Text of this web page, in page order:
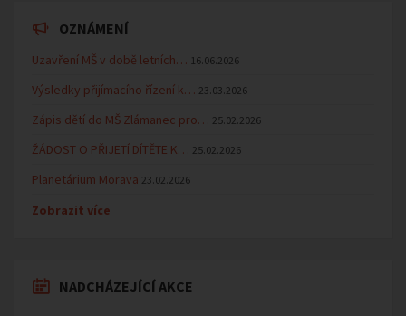
OZNÁMENÍ
Uzavření MŠ v době letních… 16.06.2026
Výsledky přijímacího řízení k… 23.03.2026
Zápis dětí do MŠ Zlámanec pro… 25.02.2026
ŽÁDOST O PŘIJETÍ DÍTĚTE K… 25.02.2026
Planetárium Morava 23.02.2026
Zobrazit více
NADCHÁZEJÍCÍ AKCE